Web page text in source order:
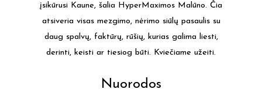
įsikūrusi Kaune, šalia HyperMaximos Malūno. Čia
atsiveria visas mezgimo, nėrimo siūlų pasaulis su
daug spalvų, faktūrų, rūšių, kurias galima liesti,
derinti, keisti ar tiesiog būti. Kviečiame užeiti.
Nuorodos